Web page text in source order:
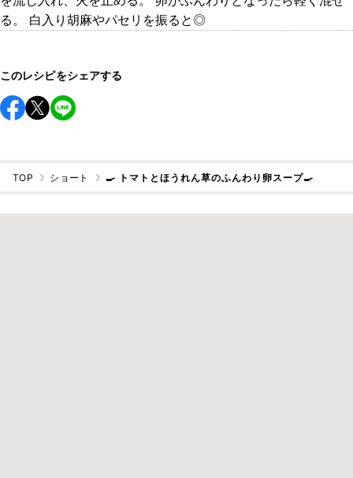
る。 白入り胡麻やパセリを振ると◎
このレシピをシェアする
TOP ショート 🍳 トマトとほうれん草のふんわり卵スープ🍳